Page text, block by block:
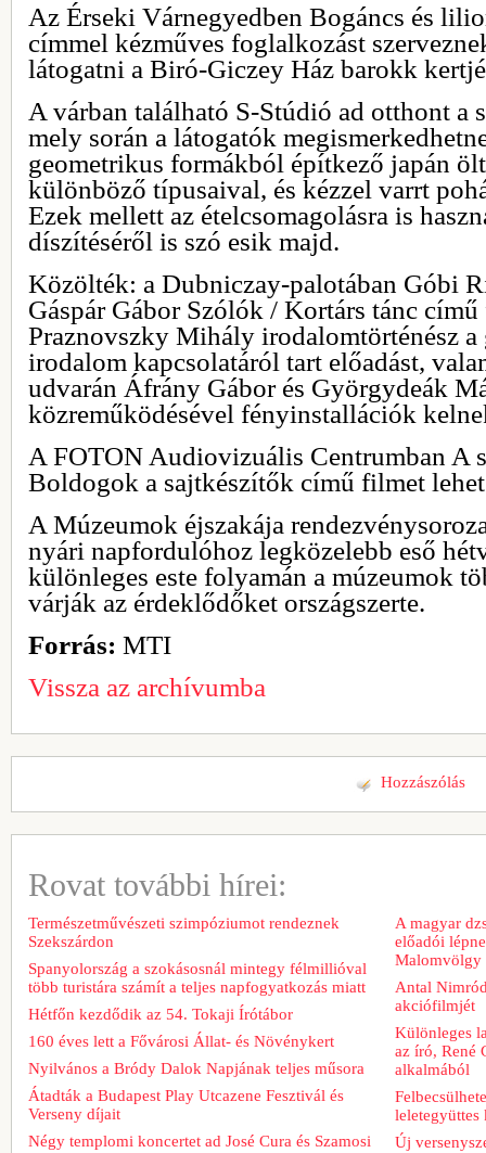
Az Érseki Várnegyedben Bogáncs és
címmel kézműves foglalkozást
látogatni a Biró-Giczey Ház barokk
A várban található S-Stúdió ad otthont a
mely során a látogatók
geometrikus formákból építkező japán
különböző típusaival, és kézzel varrt
Ezek mellett az ételcsomagolásra is
díszítéséről is szó esik majd.
Közölték: a Dubniczay-palotában Góbi
Gáspár Gábor Szólók / Kortárs tánc
Praznovszky Mihály irodalomtörténész a
irodalom kapcsolatáról tart előadást,
udvarán Áfrány Gábor és Györgydeák
közreműködésével fényinstallációk
A FOTON Audiovizuális Centrumban A
Boldogok a sajtkészítők című filmet
A Múzeumok éjszakája
nyári napfordulóhoz legközelebb eső
különleges este folyamán a múzeumok
várják az érdeklődőket országszerte.
Forrás: MTI
Vissza az archívumba
Hozzászólás
Rovat további hírei:
Természetművészeti szimpóziumot rendeznek
Szekszárdon
Spanyolország a szokásosnál mintegy félmillióval
több turistára számít a teljes napfogyatkozás miatt
Hétfőn kezdődik az 54. Tokaji Írótábor
160 éves lett a Fővárosi Állat- és Növénykert
Nyilvános a Bródy Dalok Napjának teljes műsora
Átadták a Budapest Play Utcazene Fesztivál és
Verseny díjait
Négy templomi koncertet ad José Cura és Szamosi
A magyar
előadói
Malomvölgy
Antal
akciófilmjét
Különleges
az író, René
alkalmából
leletegyüttes
Új